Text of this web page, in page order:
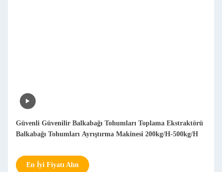
Güvenli Güvenilir Balkabağı Tohumları Toplama Ekstraktörü
Balkabağı Tohumları Ayrıştırma Makinesi 200kg/H-500kg/H
En İyi Fiyatı Alın